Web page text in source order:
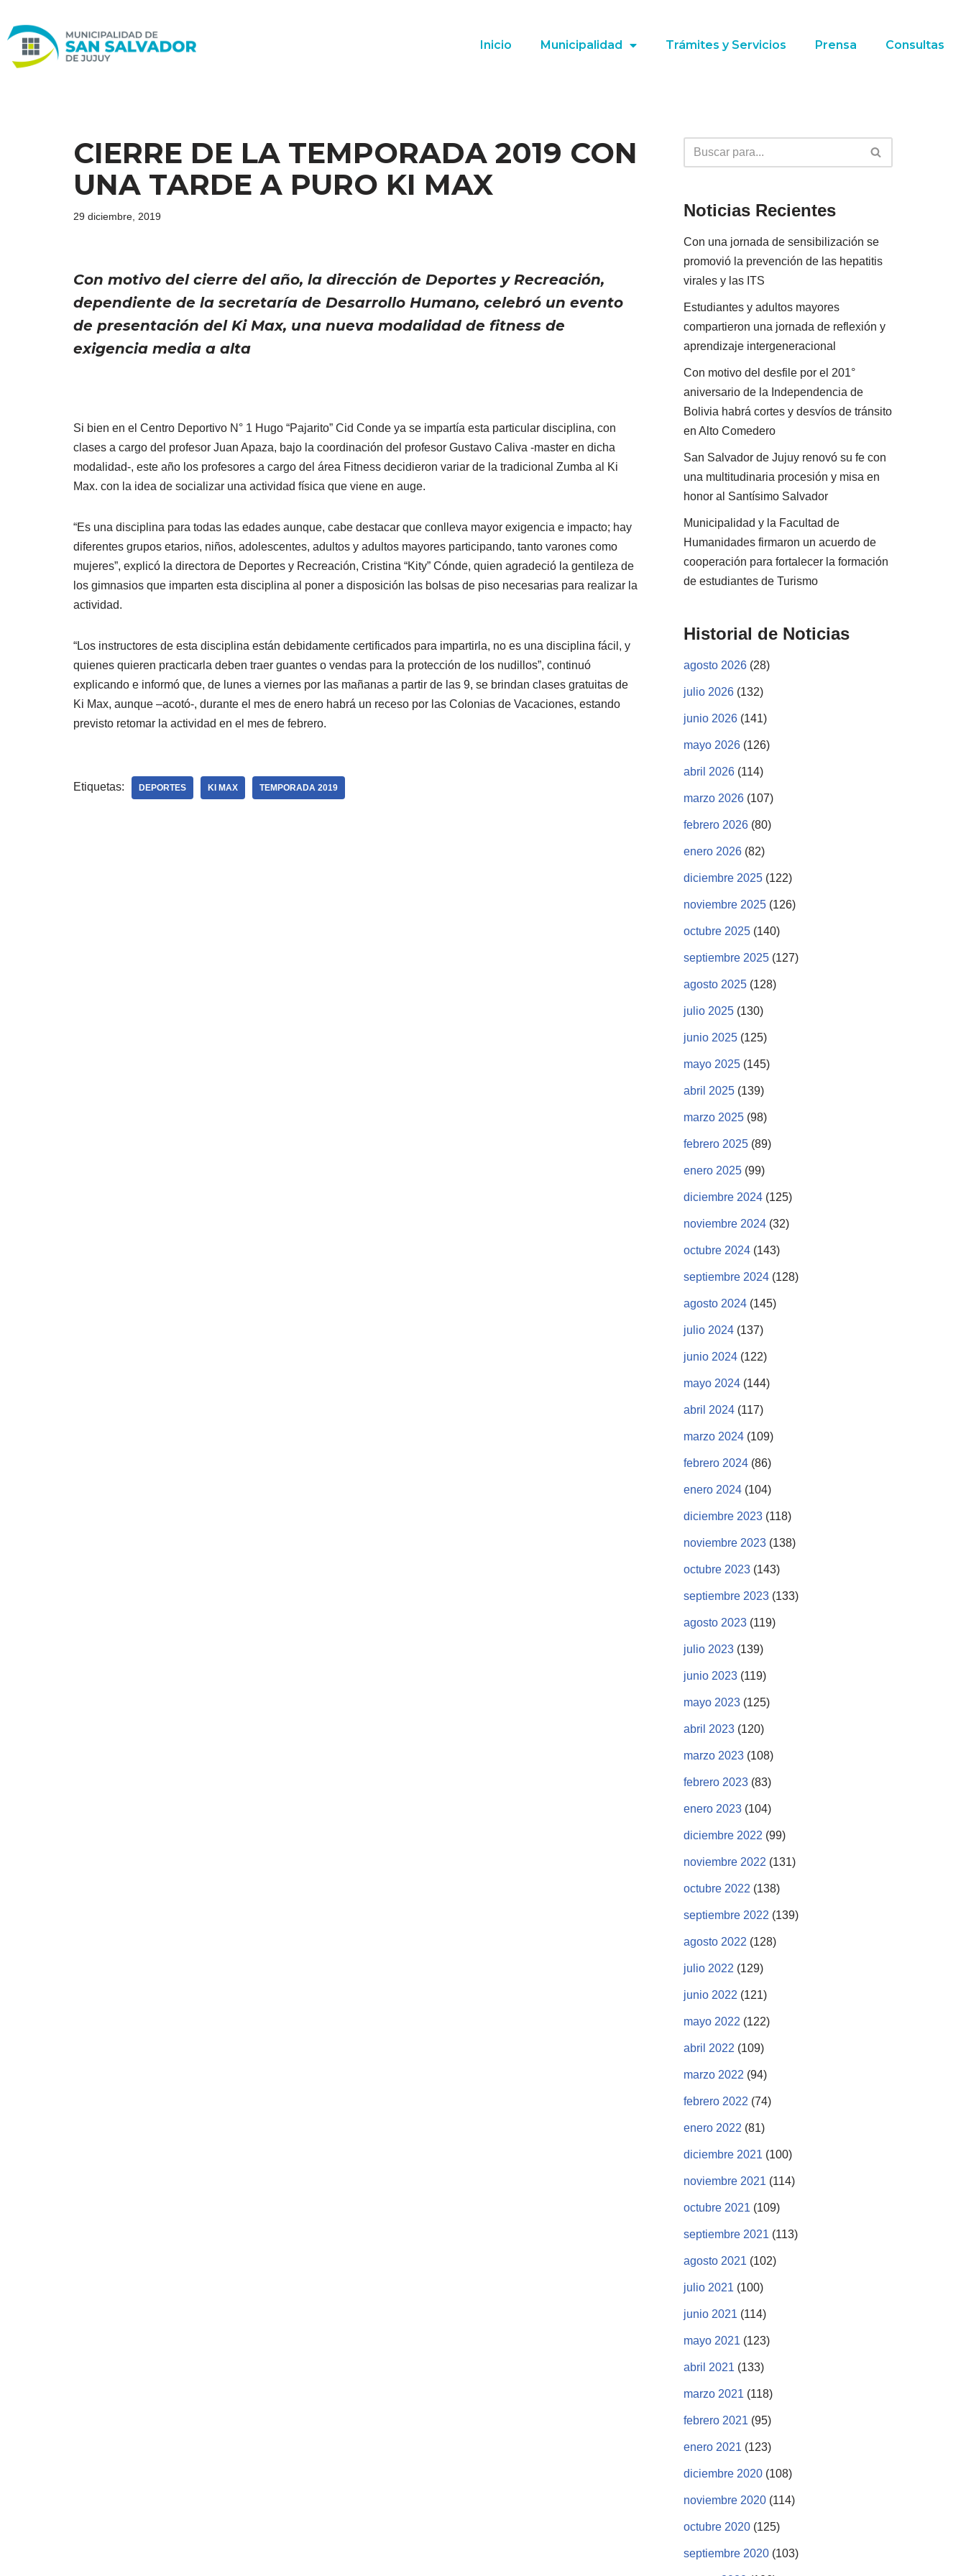
Ir
al
Inicio Municipalidad Trámites y Servicios Prensa Consultas
CIERRE DE LA TEMPORADA 2019 CON
UNA TARDE A PURO KI MAX
29 diciembre, 2019
Con motivo del cierre del año, la dirección de Deportes y Recreación,
dependiente de la secretaría de Desarrollo Humano, celebró un evento
de presentación del Ki Max, una nueva modalidad de fitness de
exigencia media a alta
Si bien en el Centro Deportivo N° 1 Hugo “Pajarito” Cid Conde ya se impartía esta particular disciplina, con
clases a cargo del profesor Juan Apaza, bajo la coordinación del profesor Gustavo Caliva -master en dicha
modalidad-, este año los profesores a cargo del área Fitness decidieron variar de la tradicional Zumba al Ki
Max. con la idea de socializar una actividad física que viene en auge.
“Es una disciplina para todas las edades aunque, cabe destacar que conlleva mayor exigencia e impacto; hay
diferentes grupos etarios, niños, adolescentes, adultos y adultos mayores participando, tanto varones como
mujeres”, explicó la directora de Deportes y Recreación, Cristina “Kity” Cónde, quien agradeció la gentileza de
los gimnasios que imparten esta disciplina al poner a disposición las bolsas de piso necesarias para realizar la
actividad.
“Los instructores de esta disciplina están debidamente certificados para impartirla, no es una disciplina fácil, y
quienes quieren practicarla deben traer guantes o vendas para la protección de los nudillos”, continuó
explicando e informó que, de lunes a viernes por las mañanas a partir de las 9, se brindan clases gratuitas de
Ki Max, aunque –acotó-, durante el mes de enero habrá un receso por las Colonias de Vacaciones, estando
previsto retomar la actividad en el mes de febrero.
Etiquetas: DEPORTES KI MAX TEMPORADA 2019
Noticias Recientes
Con una jornada de sensibilización se
promovió la prevención de las hepatitis
virales y las ITS
Estudiantes y adultos mayores
compartieron una jornada de reflexión y
aprendizaje intergeneracional
Con motivo del desfile por el 201°
aniversario de la Independencia de
Bolivia habrá cortes y desvíos de tránsito
en Alto Comedero
San Salvador de Jujuy renovó su fe con
una multitudinaria procesión y misa en
honor al Santísimo Salvador
Municipalidad y la Facultad de
Humanidades firmaron un acuerdo de
cooperación para fortalecer la formación
de estudiantes de Turismo
Historial de Noticias
agosto 2026 (28)
julio 2026 (132)
junio 2026 (141)
mayo 2026 (126)
abril 2026 (114)
marzo 2026 (107)
febrero 2026 (80)
enero 2026 (82)
diciembre 2025 (122)
noviembre 2025 (126)
octubre 2025 (140)
septiembre 2025 (127)
agosto 2025 (128)
julio 2025 (130)
junio 2025 (125)
mayo 2025 (145)
abril 2025 (139)
marzo 2025 (98)
febrero 2025 (89)
enero 2025 (99)
diciembre 2024 (125)
noviembre 2024 (32)
octubre 2024 (143)
septiembre 2024 (128)
agosto 2024 (145)
julio 2024 (137)
junio 2024 (122)
mayo 2024 (144)
abril 2024 (117)
marzo 2024 (109)
febrero 2024 (86)
enero 2024 (104)
diciembre 2023 (118)
noviembre 2023 (138)
octubre 2023 (143)
septiembre 2023 (133)
agosto 2023 (119)
julio 2023 (139)
junio 2023 (119)
mayo 2023 (125)
abril 2023 (120)
marzo 2023 (108)
febrero 2023 (83)
enero 2023 (104)
diciembre 2022 (99)
noviembre 2022 (131)
octubre 2022 (138)
septiembre 2022 (139)
agosto 2022 (128)
julio 2022 (129)
junio 2022 (121)
mayo 2022 (122)
abril 2022 (109)
marzo 2022 (94)
febrero 2022 (74)
enero 2022 (81)
diciembre 2021 (100)
noviembre 2021 (114)
octubre 2021 (109)
septiembre 2021 (113)
agosto 2021 (102)
julio 2021 (100)
junio 2021 (114)
mayo 2021 (123)
abril 2021 (133)
marzo 2021 (118)
febrero 2021 (95)
enero 2021 (123)
diciembre 2020 (108)
noviembre 2020 (114)
octubre 2020 (125)
septiembre 2020 (103)